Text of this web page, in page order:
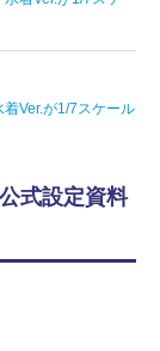
Ver.が1/7スケール
式設定資料